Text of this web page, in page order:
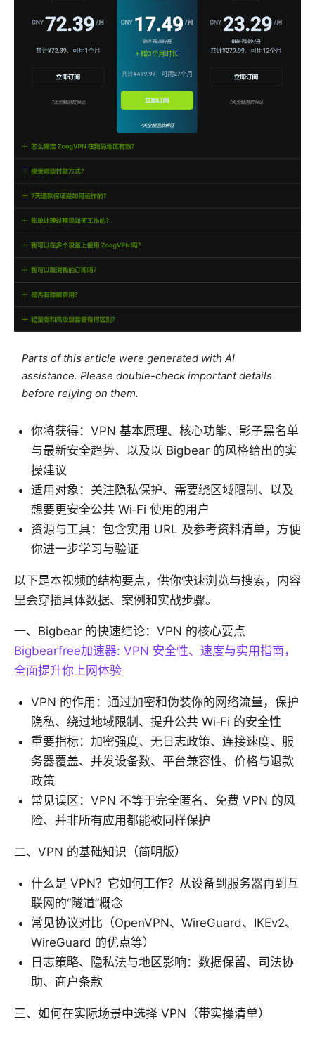
Parts of this article were generated with AI
assistance. Please double-check important details
before relying on them.
你将获得：VPN 基本原理、核心功能、影子黑名单
与最新安全趋势、以及以 Bigbear 的风格给出的实
操建议
适用对象：关注隐私保护、需要绕区域限制、以及
想要更安全公共 Wi‑Fi 使用的用户
资源与工具：包含实用 URL 及参考资料清单，方便
你进一步学习与验证
以下是本视频的结构要点，供你快速浏览与搜索，内容
里会穿插具体数据、案例和实战步骤。
一、Bigbear 的快速结论：VPN 的核心要点
Bigbearfree加速器: VPN 安全性、速度与实用指南，
全面提升你上网体验
VPN 的作用：通过加密和伪装你的网络流量，保护
隐私、绕过地域限制、提升公共 Wi‑Fi 的安全性
重要指标：加密强度、无日志政策、连接速度、服
务器覆盖、并发设备数、平台兼容性、价格与退款
政策
常见误区：VPN 不等于完全匿名、免费 VPN 的风
险、并非所有应用都能被同样保护
二、VPN 的基础知识（简明版）
什么是 VPN？它如何工作？从设备到服务器再到互
联网的“隧道”概念
常见协议对比（OpenVPN、WireGuard、IKEv2、
WireGuard 的优点等）
日志策略、隐私法与地区影响：数据保留、司法协
助、商户条款
三、如何在实际场景中选择 VPN（带实操清单）